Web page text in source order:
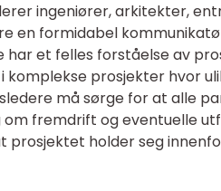
ingeniører, arkitekter,
en formidabel
har et felles forståelse av
komplekse prosjekter hvor
må sørge for at alle
fremdrift og eventuelle
prosjektet holder seg